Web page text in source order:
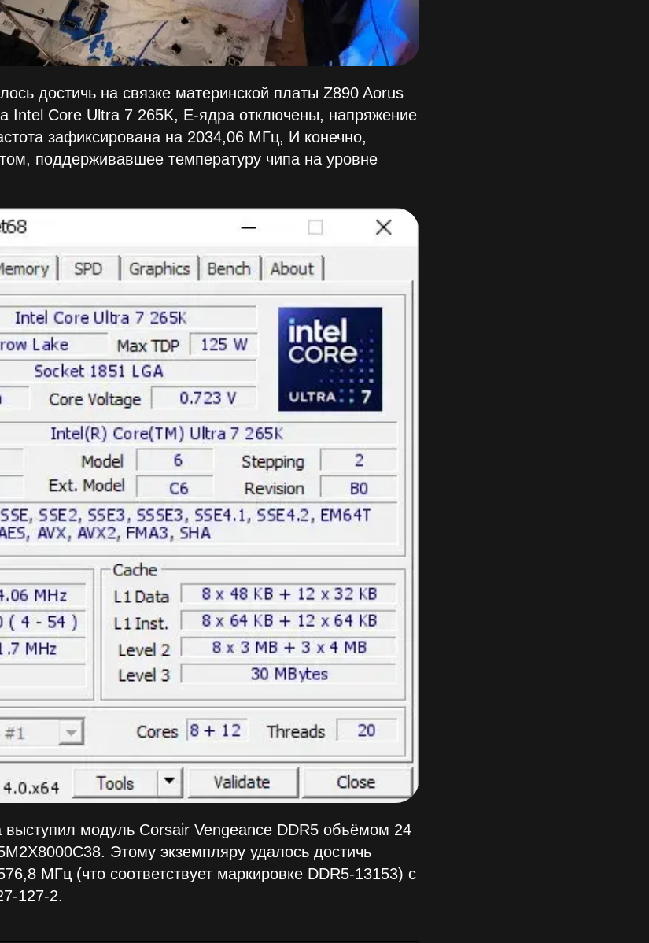
достичь на связке материнской платы Z890 Aorus
Intel Core Ultra 7 265K, E-ядра отключены, напряжение
зафиксирована на 2034,06 МГц, И конечно,
поддерживавшее температуру чипа на уровне
выступил модуль Corsair Vengeance DDR5 объёмом 24
Этому экземпляру удалось достичь
МГц (что соответствует маркировке DDR5-13153) с
127-2.